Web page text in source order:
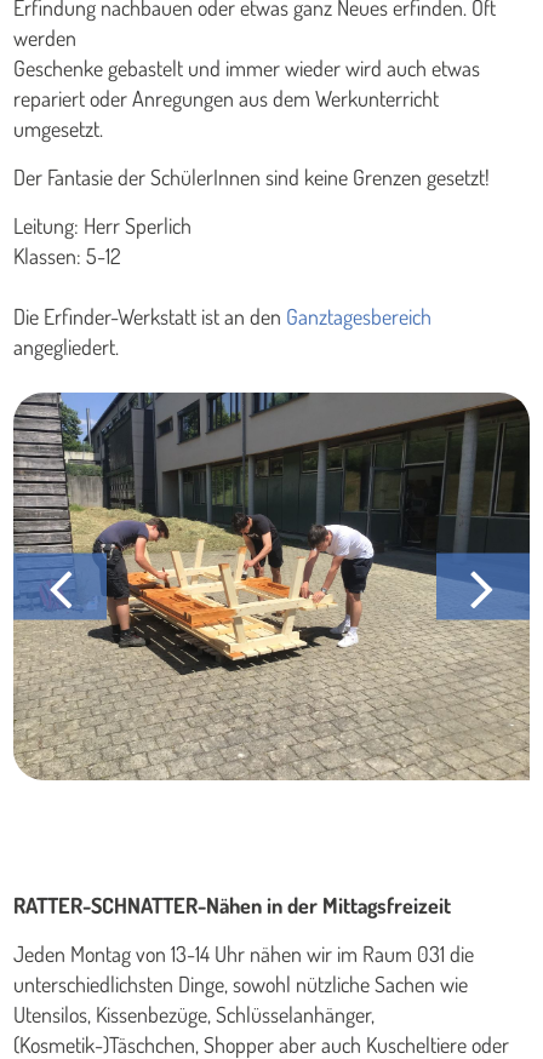
Erfindung nachbauen oder etwas ganz Neues erfinden. Oft
werden
Geschenke gebastelt und immer wieder wird auch etwas
repariert oder Anregungen aus dem Werkunterricht
umgesetzt.
Der Fantasie der SchülerInnen sind keine Grenzen gesetzt!
Leitung: Herr Sperlich
Klassen: 5-12
Die Erfinder-Werkstatt ist an den Ganztagesbereich
angegliedert.
RATTER-SCHNATTER-Nähen in der Mittagsfreizeit
Jeden Montag von 13-14 Uhr nähen wir im Raum 031 die
unterschiedlichsten Dinge, sowohl nützliche Sachen wie
Utensilos, Kissenbezüge, Schlüsselanhänger,
(Kosmetik-)Täschchen, Shopper aber auch Kuscheltiere oder